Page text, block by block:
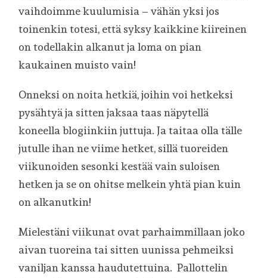
vaihdoimme kuulumisia – vähän yksi jos
toinenkin totesi, että syksy kaikkine kiireinen
on todellakin alkanut ja loma on pian
kaukainen muisto vain!
Onneksi on noita hetkiä, joihin voi hetkeksi
pysähtyä ja sitten jaksaa taas näpytellä
koneella blogiinkiin juttuja. Ja taitaa olla tälle
jutulle ihan ne viime hetket, sillä tuoreiden
viikunoiden sesonki kestää vain suloisen
hetken ja se on ohitse melkein yhtä pian kuin
on alkanutkin!
Mielestäni viikunat ovat parhaimmillaan joko
aivan tuoreina tai sitten uunissa pehmeiksi
vaniljan kanssa haudutettuina. Pallottelin